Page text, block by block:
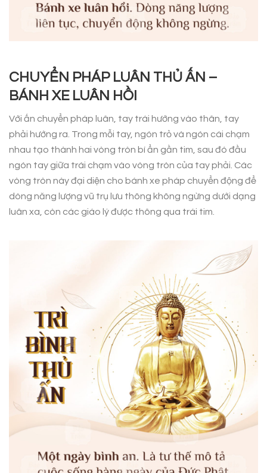
CHUYỂN PHÁP LUÂN THỦ ẤN –
BÁNH XE LUÂN HỒI
Với ấn chuyển pháp luân, tay trái hướng vào thân, tay
phải hướng ra. Trong mỗi tay, ngón trỏ và ngón cái chạm
nhau tạo thành hai vòng tròn bí ẩn gần tim, sau đó đầu
ngón tay giữa trái chạm vào vòng tròn của tay phải. Các
vòng tròn này đại diện cho bánh xe pháp chuyển động để
dòng năng lượng vũ trụ lưu thông không ngừng dưới dạng
luân xa, còn các giáo lý được thông qua trái tim.